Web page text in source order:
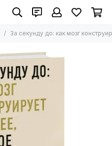
За секунду до: как мозг